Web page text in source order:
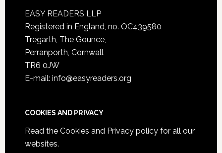
EASY READERS LLP
Registered in England, no. OC439580
Tregarth, The Gounce,
Perranporth, Cornwall
TR6 0JW
E-mail: info@easyreaders.org
COOKIES AND PRIVACY
Read the Cookies and Privacy policyfor all our
websites.